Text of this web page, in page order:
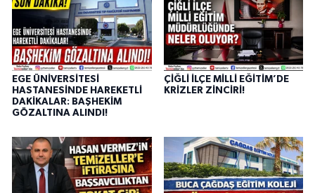
EGE ÜNİVERSİTESİ
HASTANESİNDE HAREKETLİ
DAKİKALAR: BAŞHEKİM
GÖZALTINA ALINDI!
ÇİĞLİ İLÇE MİLLİ EĞİTİM’DE
KRİZLER ZİNCİRİ!